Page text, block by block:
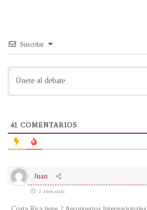
Suscribir
41 COMENTARIOS
Juan
2 años atrás